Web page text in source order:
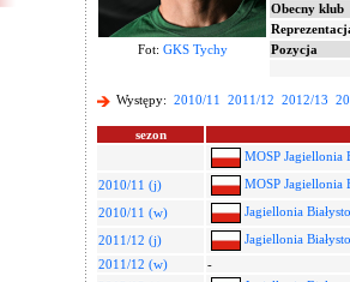
Obecny klub
Fot: GKS Tychy Pozycja
Występy: 2010/11 2011/12 2012/13
sezon
MOSP Jagiellonia
2010/11 (j)
MOSP Jagiellonia
2010/11 (w)
Jagiellonia
2011/12 (j)
Jagiellonia
2011/12 (w)
-